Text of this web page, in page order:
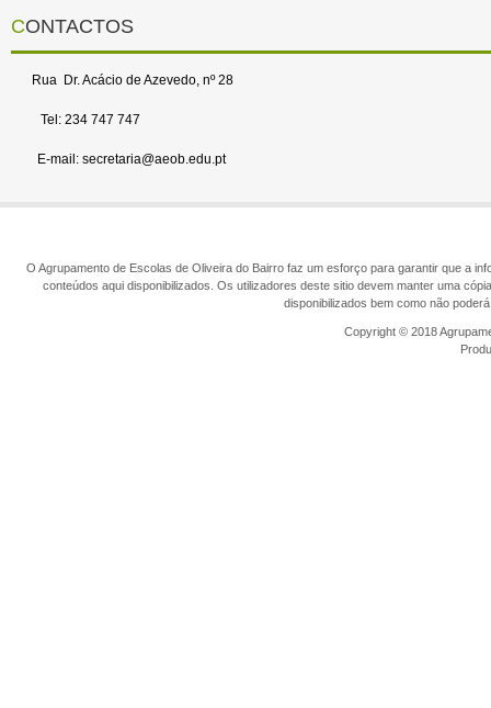
CONTACTOS
Rua Dr. Acácio de Azevedo, nº 28
Tel: 234 747 747
E-mail: secretaria@aeob.edu.pt
O Agrupamento de Escolas de Oliveira do Bairro faz um esforço para garantir que a
conteúdos aqui disponibilizados. Os utilizadores deste sitio devem manter uma
disponibilizados bem como não
Copyright © 2018